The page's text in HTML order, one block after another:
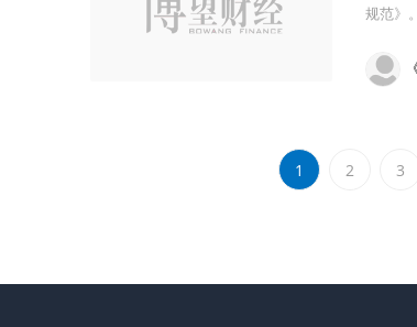
规范》。
1 2 3